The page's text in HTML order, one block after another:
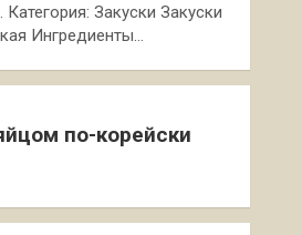
Закуски Закуски
Ингредиенты…
по-корейски